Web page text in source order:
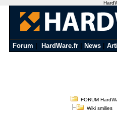
Forum HardWare.fr News
FORUM
Wiki smilies